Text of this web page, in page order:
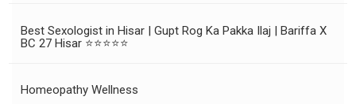
Best Sexologist in Hisar | Gupt Rog Ka Pakka Ilaj | Bariffa X
BC 27 Hisar ⭐⭐⭐⭐⭐
Homeopathy Wellness